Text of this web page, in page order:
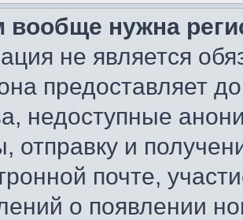
вообще нужна
не является
предоставляет
недоступные
отправку и
почте,
о появлении